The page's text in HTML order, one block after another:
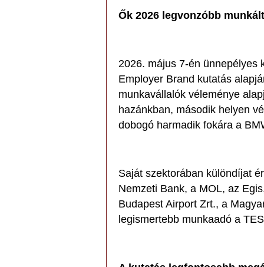
Ők 2026 legvonzóbb
2026. május 7-én ünnepélyes
Employer Brand kutatás
munkavállalók véleménye
hazánkban, második helyen
dobogó harmadik fokára a
Saját szektorában különdíjat
Nemzeti Bank, a MOL, az
Budapest Airport Zrt., a
legismertebb munkaadó a